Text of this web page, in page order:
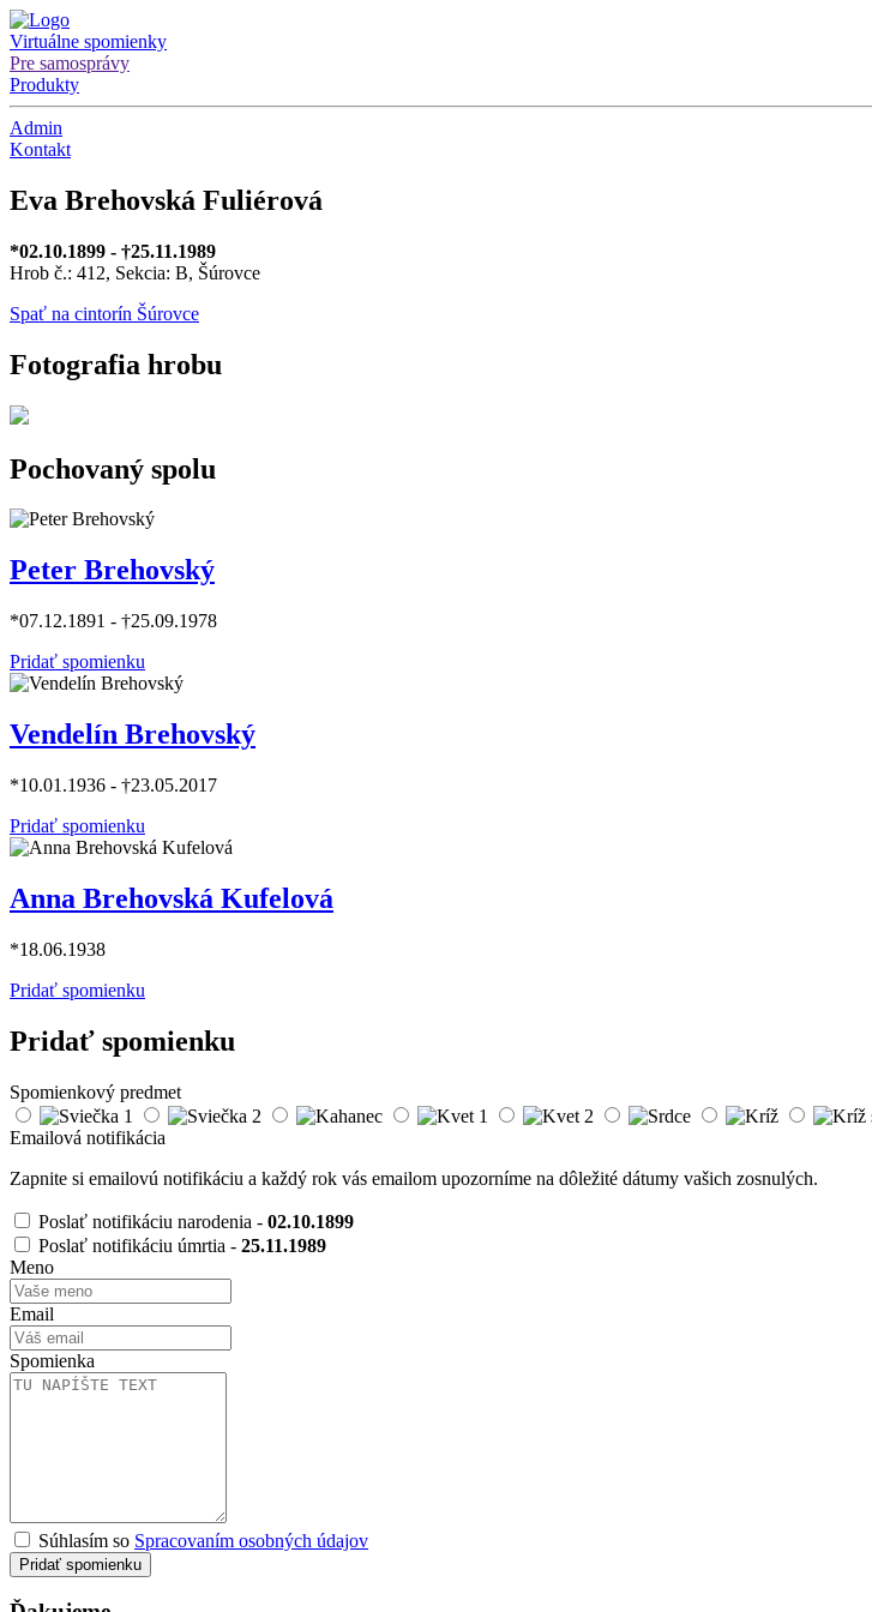
Virtuálne spomienky
Pre samosprávy
Produkty
Admin
Kontakt
Eva Brehovská Fuliérová
*02.10.1899 - †25.11.1989
Hrob č.: 412, Sekcia: B, Šúrovce
Spať na cintorín Šúrovce
Fotografia hrobu
Pochovaný spolu
Peter Brehovský
*07.12.1891 - †25.09.1978
Pridať spomienku
Vendelín Brehovský
*10.01.1936 - †23.05.2017
Pridať spomienku
Anna Brehovská Kufelová
*18.06.1938
Pridať spomienku
Pridať spomienku
Spomienkový predmet
Emailová notifikácia
Zapnite si emailovú notifikáciu a každý rok vás emailom upozorníme na dôležité dátumy vašich zosnulých.
Poslať notifikáciu narodenia - 02.10.1899
Poslať notifikáciu úmrtia - 25.11.1989
Meno
Email
Spomienka
Súhlasím so Spracovaním osobných údajov
Pridať spomienku